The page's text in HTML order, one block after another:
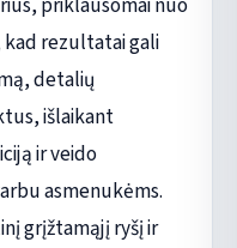
kad rezultatai gali
detalių
išlaikant
ir veido
asmenukėms.
grįžtamąjį ryšį ir